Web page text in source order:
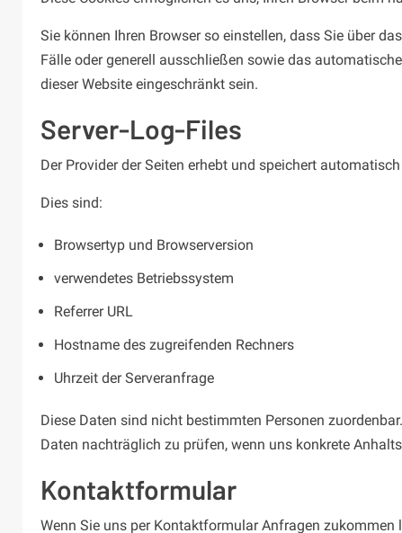
Sie können Ihren Browser so einstellen, dass Sie über
Fälle oder generell ausschließen sowie das
dieser Website eingeschränkt sein.
Server-Log-Files
Der Provider der Seiten erhebt und speichert
Dies sind:
Browsertyp und Browserversion
verwendetes Betriebssystem
Referrer URL
Hostname des zugreifenden Rechners
Uhrzeit der Serveranfrage
Diese Daten sind nicht bestimmten Personen
Daten nachträglich zu prüfen, wenn uns konkrete
Kontaktformular
Wenn Sie uns per Kontaktformular Anfragen